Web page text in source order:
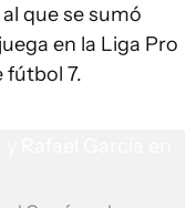
que se sumó
en la Liga Pro
fútbol 7.